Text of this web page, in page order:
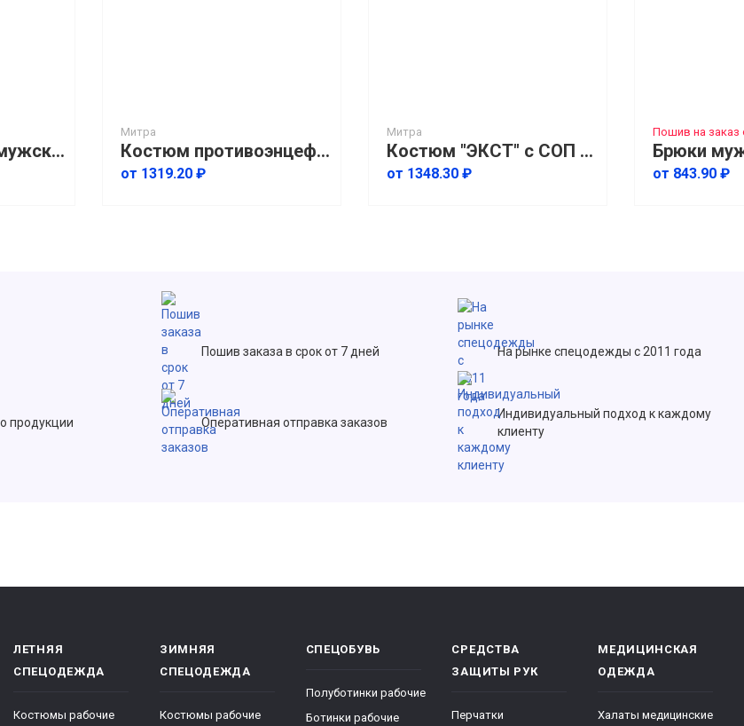
Костюм "СПЦТ" мужской летний, куртка + брюки
Митра
Костюм противоэнцефалитный с москитной сеткой мужской летний
от 1319.20 ₽
Митра
Костюм "ЭКСТ" с СОП мужской летний, куртка укороченная + полукомбинезон, синий + оранжевый
от 1348.30 ₽
Пошив на заказ
от 843.90 ₽
Пошив заказа в срок от 7 дней На рынке спецодежды с 2011 года
продукции Оперативная отправка заказов
Индивидуальный подход к каждому
клиенту
ЛЕТНЯЯ
СПЕЦОДЕЖДА
Костюмы рабочие
ЗИМНЯЯ
СПЕЦОДЕЖДА
Костюмы рабочие
СПЕЦОБУВЬ
Полуботинки рабочие
Ботинки рабочие
СРЕДСТВА
ЗАЩИТЫ РУК
Перчатки
МЕДИЦИНСКАЯ
ОДЕЖДА
Халаты медицинские